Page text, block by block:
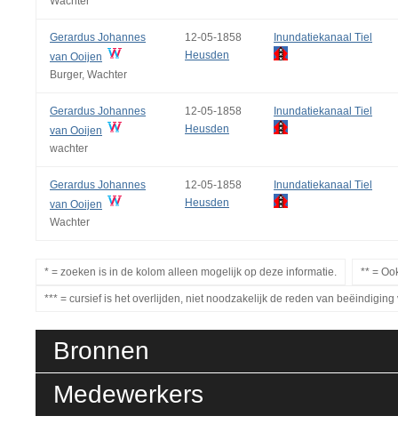
Gerardus Johannes
van Ooijen
Burger, Wachter
12-05-1858
Heusden
Inundatiekanaal Tiel
Gerardus Johannes
van Ooijen
wachter
12-05-1858
Heusden
Inundatiekanaal Tiel
Gerardus Johannes
van Ooijen
Wachter
12-05-1858
Heusden
Inundatiekanaal Tiel
* = zoeken is in de kolom alleen mogelijk op deze informatie. ** =
*** = cursief is het overlijden, niet noodzakelijk de reden van beëindiging
Bronnen
Medewerkers